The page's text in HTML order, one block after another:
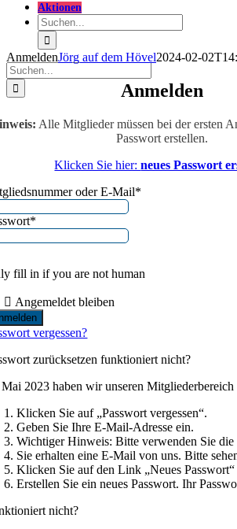
Aktionen
Suche
nach:
Suche
nach:
AnmeldenJörg auf dem Hövel2024-02-
Anmelden
Alle Mitglieder müssen bei der ersten
Passwort erstellen.
Klicken Sie hier:neues Passwort
oder E-Mail*
*
fill in if you are not human
Angemeldet bleiben
vergessen?
zurücksetzen funktioniert nicht?
2023 haben wir unseren Mitgliederbereich
Klicken Sie auf „Passwort vergessen“.
Geben Sie Ihre E-Mail-Adresse ein.
Wichtiger Hinweis: Bitte verwenden Sie die
Sie erhalten eine E-Mail von uns. Bitte
Klicken Sie auf den Link „Neues
Erstellen Sie ein neues Passwort. Ihr
nicht?